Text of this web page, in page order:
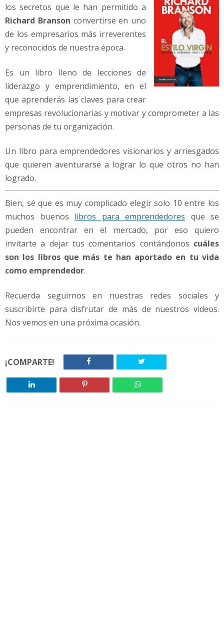
los secretos que le han permitido a
Richard Branson convertirse en uno
de los empresarios más irreverentes
y reconocidos de nuestra época.
Es un libro lleno de lecciones de
liderazgo y emprendimiento, en el
que aprenderás las claves para crear
empresas revolucionarias y motivar y comprometer a las
personas de tu organización.
Un libro para emprendedores visionarios y arriesgados
que quieren aventurarse a lograr lo que otros no han
logrado.
Bien, sé que es muy complicado elegir solo 10 entre los
muchos buenos libros para emprendedores que se
pueden encontrar en el mercado, por eso quiero
invitarte a dejar tus comentarios contándonos cuáles
son los libros que más te han aportado en tu vida
como emprendedor.
Recuerda seguirnos en nuestras redes sociales y
suscribirte para disfrutar de más de nuestros videos.
Nos vemos en una próxima ocasión.
¡COMPARTE!